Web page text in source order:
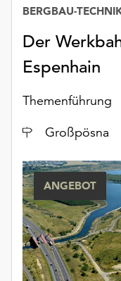
Der
Espenhain
BERGBAU-
Themenführung
Ort
Großpösna
ANGEBOT